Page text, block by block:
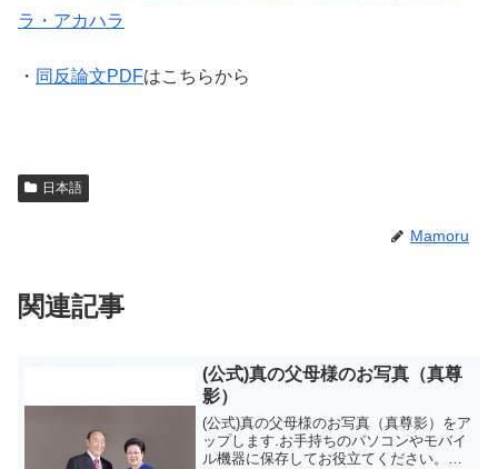
ラ・アカハラ
・ 同反論文PDFはこちらから
日本語
Mamoru
関連記事
(公式)真の父母様のお写真（真尊
影）
(公式)真の父母様のお写真（真尊影）をア
ップします.お手持ちのパソコンやモバイ
ル機器に保存してお役立てください。①